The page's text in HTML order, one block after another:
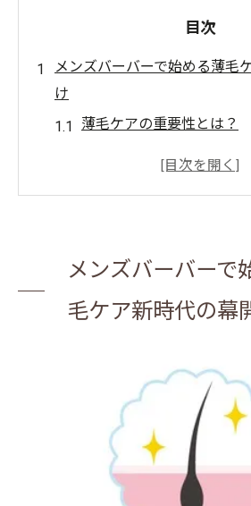
目次
メンズバーバーで始める薄毛
け
薄毛ケアの重要性とは？
メンズバーバーが提供す
メンズバーバーの役割と
専門家が語るメンズバーバー
メンズバーバーでのカス
専門家が提案する日常ケ
薄毛対策の技術と知識
メンズバーバーと家庭で
薄毛対策の最新トレンド
メンズバーバーで
毛ケア新時代の幕